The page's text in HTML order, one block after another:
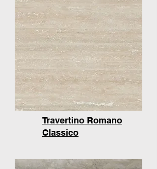
Travertino Romano
Classico